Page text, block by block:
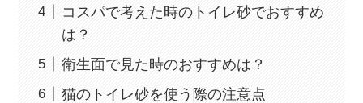
コスパで考えた時のトイレ砂でおすすめ
は？
衛生面で見た時のおすすめは？
猫のトイレ砂を使う際の注意点